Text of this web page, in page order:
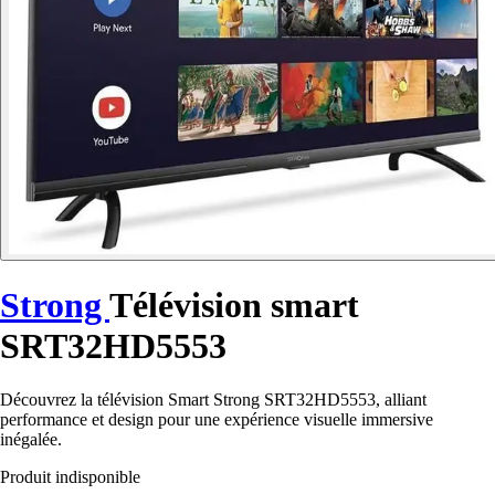
Strong Télévision smart
SRT32HD5553
Découvrez la télévision Smart Strong SRT32HD5553, alliant
performance et design pour une expérience visuelle immersive
inégalée.
Produit indisponible